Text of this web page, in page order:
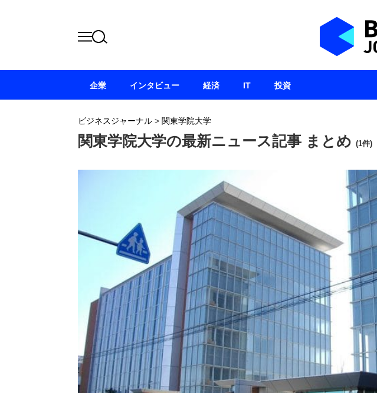
ビジネスジャーナル > 関東学院大学
関東学院大学の最新ニュース記事 まとめ (1件)
企業 インタビュー 経済 IT 投資